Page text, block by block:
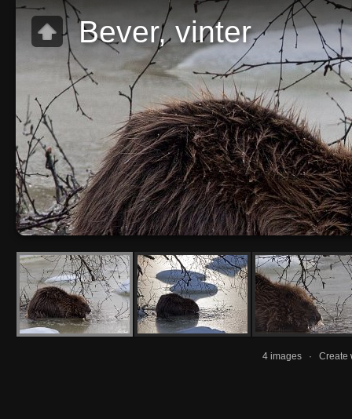
Bever, vinter
4 images · Create